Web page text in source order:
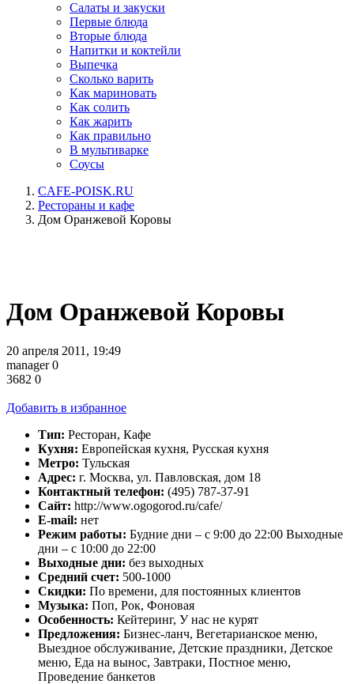
Салаты и закуски
Первые блюда
Вторые блюда
Напитки и коктейли
Выпечка
Сколько варить
Как мариновать
Как солить
Как жарить
Как правильно
В мультиварке
Соусы
CAFE-POISK.RU
Рестораны и кафе
Дом Оранжевой Коровы
Дом Оранжевой Коровы
20 апреля 2011, 19:49
manager0
3682 0
Добавить в избранное
Тип: Ресторан, Кафе
Кухня: Европейская кухня, Русская кухня
Метро: Тульская
Адрес: г. Москва, ул. Павловская, дом 18
Контактный телефон: (495) 787-37-91
Сайт: http://www.ogogorod.ru/cafe/
E-mail: нет
Режим работы: Будние дни – с 9:00 до 22:00 Выходные
дни – с 10:00 до 22:00
Выходные дни: без выходных
Средний счет: 500-1000
Скидки: По времени, для постоянных клиентов
Музыка: Поп, Рок, Фоновая
Особенность: Кейтеринг, У нас не курят
Предложения: Бизнес-ланч, Вегетарианское меню,
Выездное обслуживание, Детские праздники, Детское
меню, Еда на вынос, Завтраки, Постное меню,
Проведение банкетов